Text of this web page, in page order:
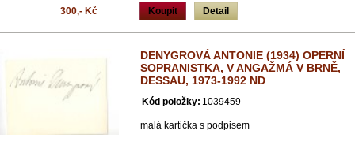
Koupit Detail
300,- Kč
DENYGROVÁ ANTONIE (1934) OPERNÍ
SOPRANISTKA, V ANGAŽMÁ V BRNĚ,
DESSAU, 1973-1992 ND
Kód položky: 1039459
malá kartička s podpisem